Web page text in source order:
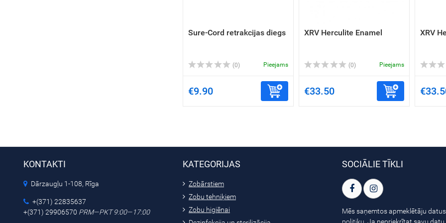
Sure-Cord retrakcijas diegs
(0) Pieejams
€9.90
XRV Herculite Enamel
(0) Pieejams
€33.50
XRV
KONTAKTI
Dārzaugļu 1-108, Rīga
+(371) 22835637
+(371) 29906570 PRM—PKT 9:00—17:00
KATEGORIJAS
Zobārstiem
Zobu tehniķiem
Zobu higiēnai
SOCIĀLIE TĪKLI
Mēs saņemtos apmeklētāju